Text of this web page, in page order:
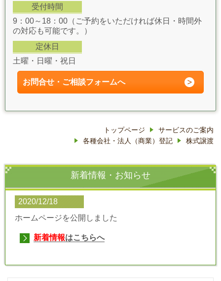
受付時間
9：00～18：00（ご予約をいただければ休日・時間外
の対応も可能です。）
定休日
土曜・日曜・祝日
お問合せ・ご相談フォームへ
トップページ
サービスのご案内
各種会社・法人（商業）登記
株式譲渡
新着情報・お知らせ
2020/12/18
ホームページを公開しました
新着情報はこちらへ